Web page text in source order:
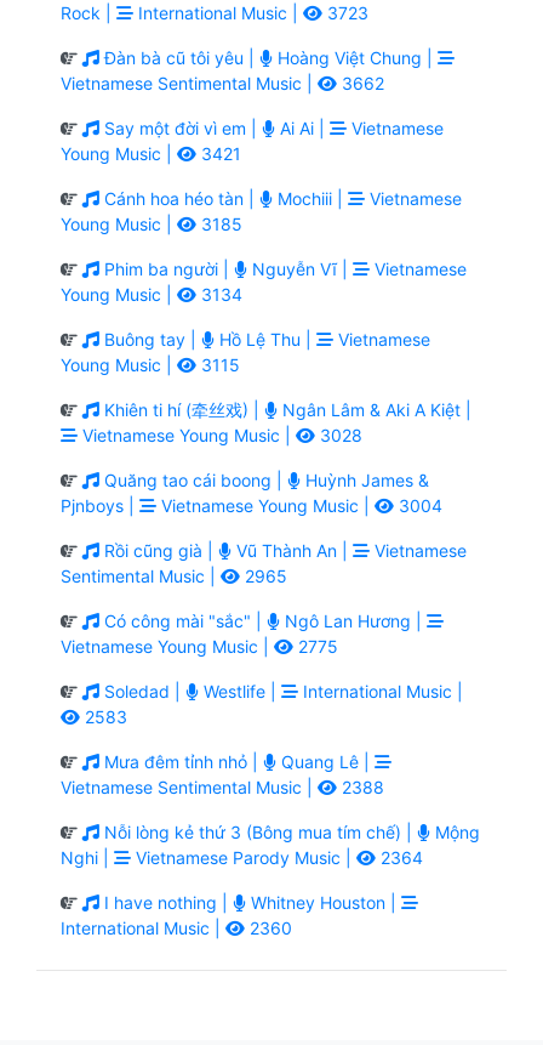
Rock |
International Music | 3723
Đàn bà cũ tôi yêu |
Hoàng Việt Chung |
Vietnamese Sentimental Music |
3662
Say một đời vì em | Ai Ai |
Vietnamese
Young Music |
3421
Cánh hoa héo tàn | Mochiii |
Vietnamese
Young Music |
3185
Phim ba người | Nguyễn Vĩ |
Vietnamese
Young Music |
3134
Buông tay | Hồ Lệ Thu |
Vietnamese
Young Music |
3115
Khiên ti hí (牵丝戏) |
Ngân Lâm & Aki A Kiệt |
Vietnamese Young Music |
3028
Quăng tao cái boong |
Huỳnh James &
Pjnboys |
Vietnamese Young Music | 3004
Rồi cũng già | Vũ Thành An |
Vietnamese
Sentimental Music |
2965
Có công mài "sắc" |
Ngô Lan Hương |
Vietnamese Young Music |
2775
Soledad | Westlife |
International Music |
2583
Mưa đêm tỉnh nhỏ |
Quang Lê |
Vietnamese Sentimental Music |
2388
Nỗi lòng kẻ thứ 3 (Bông mua tím chế) |
Mộng
Nghi |
Vietnamese Parody Music | 2364
I have nothing |
Whitney Houston |
International Music |
2360